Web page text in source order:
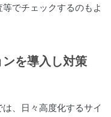
でチェックするのもよ
を導入し対策
、日々高度化するサイ